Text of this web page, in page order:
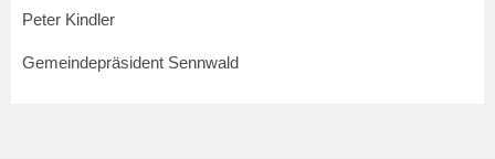
Peter Kindler
Gemeindepräsident Sennwald